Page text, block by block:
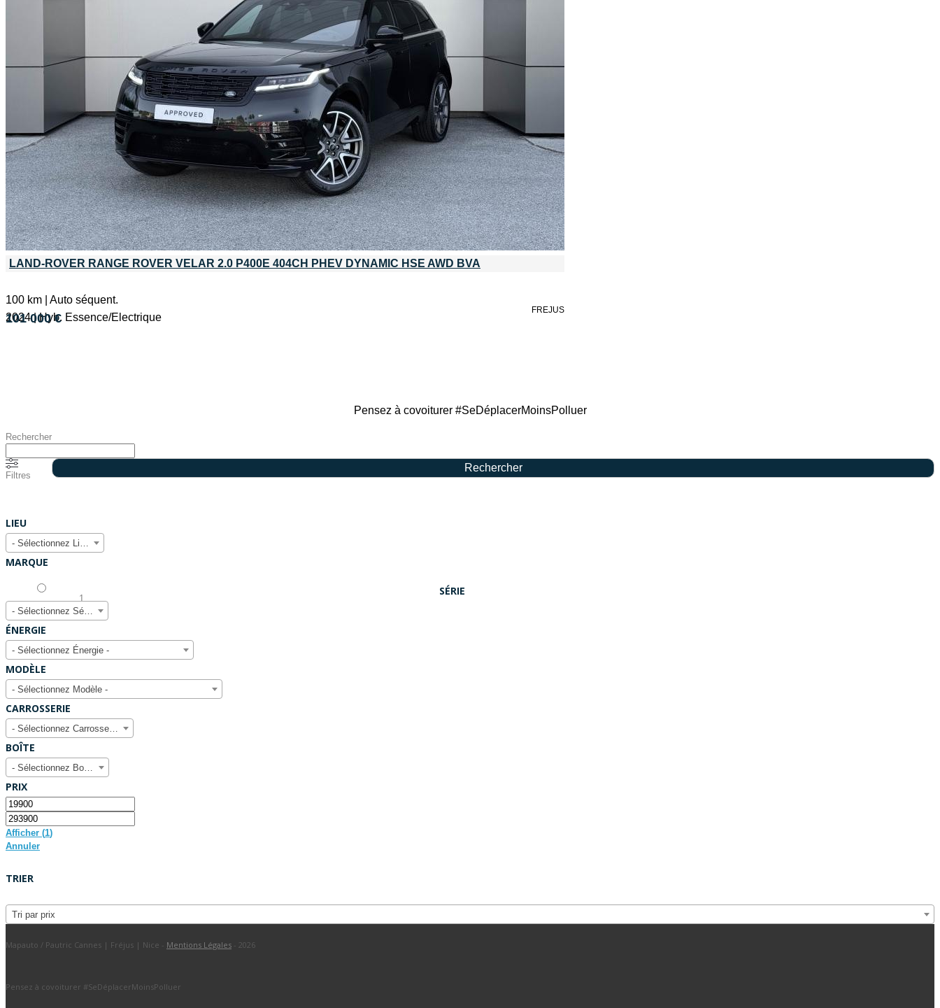
LAND-ROVER RANGE ROVER VELAR 2.0 P400E 404CH PHEV DYNAMIC HSE AWD BVA
100 km | Auto séquent.
2024 | Hyb. Essence/Electrique
101 000 €
FREJUS
Pensez à covoiturer #SeDéplacerMoinsPolluer
Rechercher
Rechercher
Filtres
LIEU
MARQUE
SÉRIE
ÉNERGIE
- Sélectionnez Énergie -
MODÈLE
- Sélectionnez Modèle -
CARROSSERIE
BOÎTE
PRIX
Afficher (1)
Annuler
TRIER
Tri par prix
Mapauto / Pautric Cannes | Fréjus | Nice - Mentions Légales - 2026
Pensez à covoiturer #SeDéplacerMoinsPolluer